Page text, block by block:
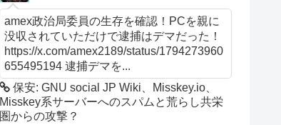
amex政治局委員の生存を確認！PCを親に
没収されていただけで逮捕はデマだった！
https://x.com/amex2189/status/1794273960
655495194 逮捕デマを...
保安: GNU social JP Wiki、Misskey.io、
Misskey系サーバーへのスパムと荒らし共栄
圏からの攻撃？